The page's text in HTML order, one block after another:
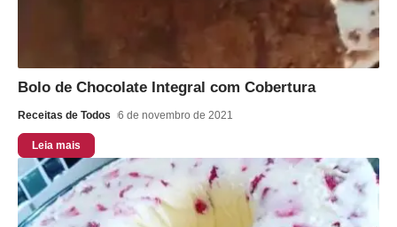
Bolo de Chocolate Integral com Cobertura
Receitas de Todos 6 de novembro de 2021
Leia mais